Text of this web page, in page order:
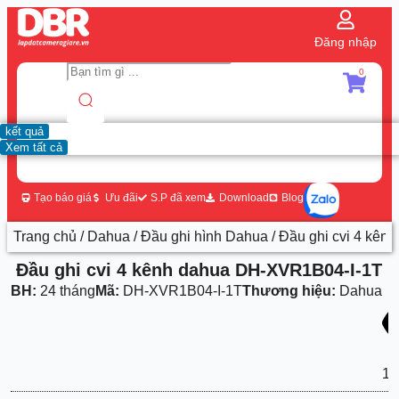
Đăng nhập
kết quả
Xem tất cả
0
Tạo báo giá Ưu đãi S.P đã xem Download Blog
Trang chủ / Dahua /Đầu ghi hình Dahua / Đầu ghi cvi 4
Đầu ghi cvi 4 kênh dahua DH-XVR1B04-I-1T
BH: 24 tháng Mã: DH-XVR1B04-I-1TThương hiệu: Dahua